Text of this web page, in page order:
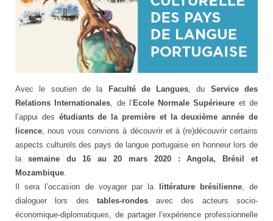
Avec le soutien de la Faculté de Langues, du Service des
Relations Internationales, de l’ Ecole Normale Supérieure et de
l’appui des étudiants de la première et la deuxième année de
licence, nous vous convions à découvrir et à (re)découvrir certains
aspects culturels des pays de langue portugaise en honneur lors de
la semaine du 16 au 20 mars 2020 : Angola, Brésil et
Mozambique.
Il sera l’occasion de voyager par la
littérature brésilienne, de
dialoguer lors des tables-rondesavec des acteurs socio-
économique-diplomatiques, de partager l’expérience professionnelle